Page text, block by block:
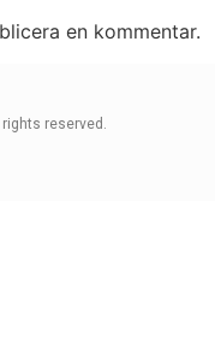
en kommentar.
reserved.